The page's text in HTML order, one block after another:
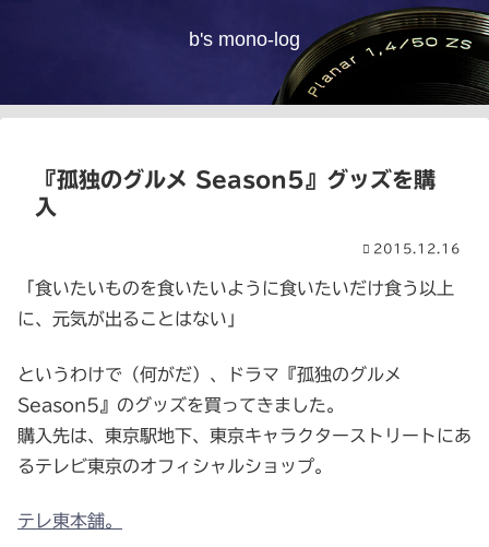
b's mono-log
『孤独のグルメ Season5』グッズを購
入
2015.12.16
「食いたいものを食いたいように食いたいだけ食う以上
に、元気が出ることはない」
というわけで（何がだ）、ドラマ『孤独のグルメ
Season5』のグッズを買ってきました。
購入先は、東京駅地下、東京キャラクターストリートにあ
るテレビ東京のオフィシャルショップ。
テレ東本舗。